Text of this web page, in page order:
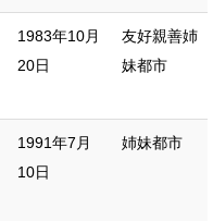
1983年10月
20日
友好親善姉
妹都市
1991年7月
10日
姉妹都市